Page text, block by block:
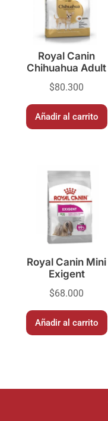
Royal Canin
Chihuahua Adult
$80.300
Añadir al carrito
Royal Canin Mini
Exigent
$68.000
Añadir al carrito